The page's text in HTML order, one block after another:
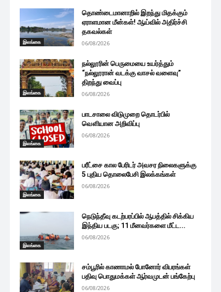
இலங்கை
தொண்டைமானாறில் இறந்து மிதக்கும்
ஏராளமான மீன்கள்! ஆய்வில் அதிர்ச்சி
தகவல்கள்
06/08/2026
இலங்கை
நல்லூரின் பெருமையை உயர்த்தும்
“நல்லூரான் வடக்கு வாசல் வளைவு”
திறந்து வைப்பு
06/08/2026
இலங்கை
பாடசாலை விடுமுறை தொடர்பில்
வௌியான அறிவிப்பு
06/08/2026
இலங்கை
பரீட்சை கால பேரிடர் அவசர நிலைகளுக்கு
5 புதிய தொலைபேசி இலக்கங்கள்
06/08/2026
இலங்கை
நெடுந்தீவு கடற்பரப்பில் ஆபத்தில் சிக்கிய
இந்திய படகு; 11 மீனவர்களை மீட்ட...
06/08/2026
சம்பூரில் காணாமல் போனோர் விபரங்கள்
பதிவு பொதுமக்கள் ஆர்வமுடன் பங்கேற்பு
06/08/2026